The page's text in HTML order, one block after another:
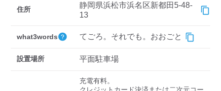
検索する
住所
静岡県浜松市浜名区新都田5-48-
13
what3words てごろ。それでも。おおごと
設置場所 平面駐車場
充電有料。